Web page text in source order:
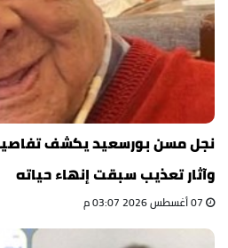
نجل مسن بورسعيد يكشف
وآثار تعذيب سبقت إنهاء حياته